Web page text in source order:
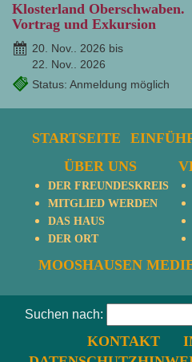
Klosterland Oberschwaben.
Vortrag und Exkursion
20. Nov.. 2026 bis
22. Nov.. 2026
Status: Anmeldung möglich
STARTSEITE
ÜBER UNS
DER FREUNDESKREIS
MITGLIED WERDEN
DAS HAUS
DER ORT
MOOSHAUSEN
Suchen nach:
KONTAKT